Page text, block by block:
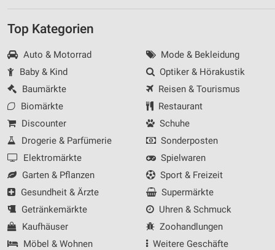
Top Kategorien
Auto & Motorrad
Baby & Kind
Baumärkte
Biomärkte
Discounter
Drogerie & Parfümerie
Elektromärkte
Garten & Pflanzen
Gesundheit & Ärzte
Getränkemärkte
Kaufhäuser
Möbel & Wohnen
Mode & Bekleidung
Optiker & Hörakustik
Reisen & Tourismus
Restaurant
Schuhe
Sonderposten
Spielwaren
Sport & Freizeit
Supermärkte
Uhren & Schmuck
Zoohandlungen
Weitere Geschäfte